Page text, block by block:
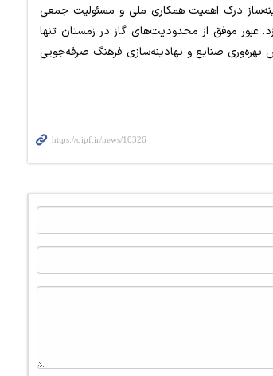
درک اهمیت همکاری ملی و مسئولیت جمعی
عبور موفق از محدودیت‌های گاز در زمستان تنها
صنایع و نهادینه‌سازی فرهنگ صرفه‌جویی